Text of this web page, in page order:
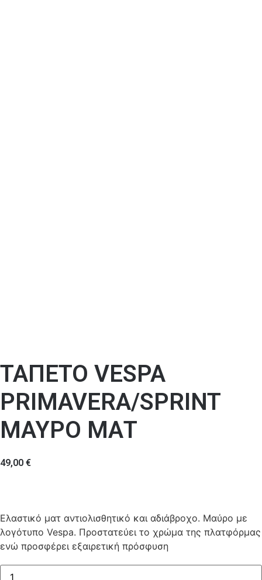
ΤΑΠΕΤΟ VESPA
PRIMAVERA/SPRINT
ΜΑΥΡΟ ΜΑΤ
49,00 €
Ελαστικό ματ αντιολισθητικό και αδιάβροχο. Μαύρο με
λογότυπο Vespa. Προστατεύει το χρώμα της πλατφόρμας
ενώ προσφέρει εξαιρετική πρόσφυση
ΤΑΠΕΤΟ